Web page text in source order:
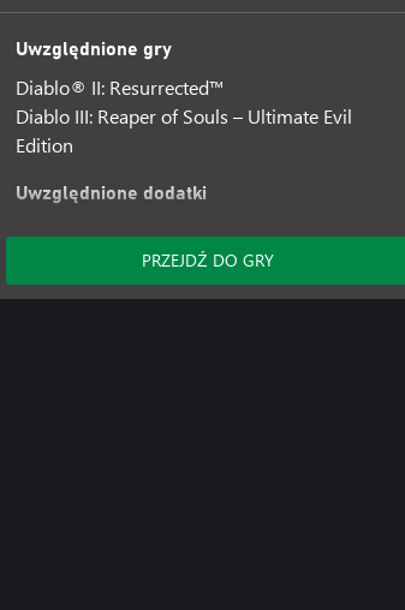
Uwzględnione gry
Diablo® II: Resurrected™
Diablo III: Reaper of Souls – Ultimate Evil
Edition
Uwzględnione dodatki
Diablo III: Przebudzenie Nekromantów
Diablo® Prime Evil Collection – gadżety
cyfrowe w grze Diablo® III
PRZEJDŹ DO GRY